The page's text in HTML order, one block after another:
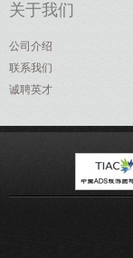
关于我们
公司介绍
联系我们
诚聘英才